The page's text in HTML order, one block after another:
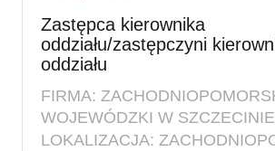
Zastępca kierownika
oddziału/zastępczyni
oddziału
FIRMA:
WOJEWÓDZKI W SZCZECINIE
LOKALIZACJA: